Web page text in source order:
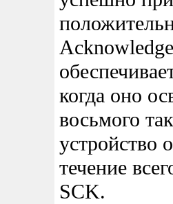
когда оно
восьмого
устройство
течение
SCK.